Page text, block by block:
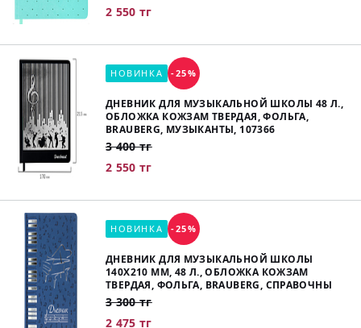
2 550 тг
НОВИНКА -25%
ДНЕВНИК ДЛЯ МУЗЫКАЛЬНОЙ ШКОЛЫ 48 Л.,
ОБЛОЖКА КОЖЗАМ ТВЕРДАЯ, ФОЛЬГА,
BRAUBERG, МУЗЫКАНТЫ, 107366
3 400 тг
2 550 тг
НОВИНКА -25%
ДНЕВНИК ДЛЯ МУЗЫКАЛЬНОЙ ШКОЛЫ
140Х210 ММ, 48 Л., ОБЛОЖКА КОЖЗАМ
ТВЕРДАЯ, ФОЛЬГА, BRAUBERG, СПРАВОЧНЫ
3 300 тг
2 475 тг